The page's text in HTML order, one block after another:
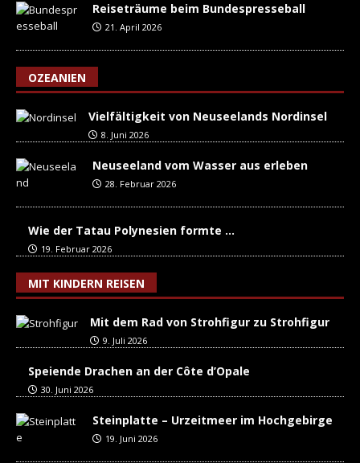
Reiseträume beim Bundespresseball
21. April 2026
OZEANIEN
Vielfältigkeit von Neuseelands Nordinsel
8. Juni 2026
Neuseeland vom Wasser aus erleben
28. Februar 2026
Wie der Tatau Polynesien formte …
19. Februar 2026
MIT KINDERN REISEN
Mit dem Rad von Strohfigur zu Strohfigur
9. Juli 2026
Speiende Drachen an der Côte d’Opale
30. Juni 2026
Steinplatte – Urzeitmeer im Hochgebirge
19. Juni 2026